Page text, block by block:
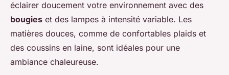
éclairer doucement votre environnement avec des
bougies et des lampes à intensité variable. Les
matières douces, comme de confortables plaids et
des coussins en laine, sont idéales pour une
ambiance chaleureuse.